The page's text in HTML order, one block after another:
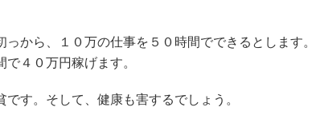
から、１０万の仕事を５０時間でできるとします。
４０万円稼げます。
す。そして、健康も害するでしょう。